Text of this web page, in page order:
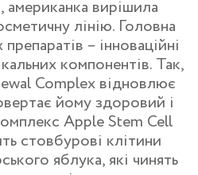
американка вирішила
лінію. Головна
– інноваційні
компонентів. Так,
Complex відновлює
йому здоровий і
Apple Stem Cell
стовбурові клітини
яблука, які чинять